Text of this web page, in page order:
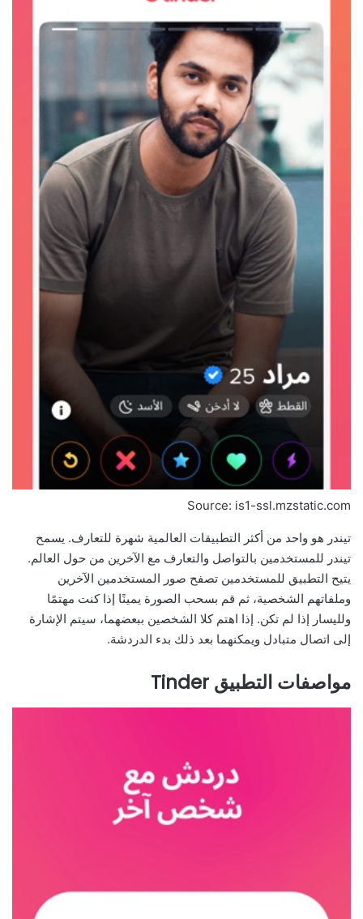
Source: is1-ssl.mzstatic.com
تيندر هو واحد من أكثر التطبيقات العالمية شهرة للتعارف. يسمح
تيندر للمستخدمين بالتواصل والتعارف مع الآخرين من حول العالم.
يتيح التطبيق للمستخدمين تصفح صور المستخدمين الآخرين
وملفاتهم الشخصية، ثم قم بسحب الصورة يمينًا إذا كنت مهتمًا
ولليسار إذا لم تكن. إذا اهتم كلا الشخصين ببعضهما، سيتم الإشارة
إلى اتصال متبادل ويمكنهما بعد ذلك بدء الدردشة.
مواصفات التطبيق Tinder